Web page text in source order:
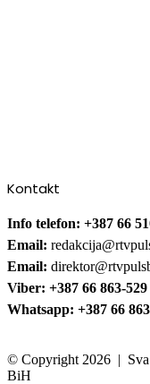
Kontakt
Info telefon: +387 66
Email:
Email:
Viber: +387 66 863-529
Whatsapp: +387 66
© Copyright 2026 |
BiH